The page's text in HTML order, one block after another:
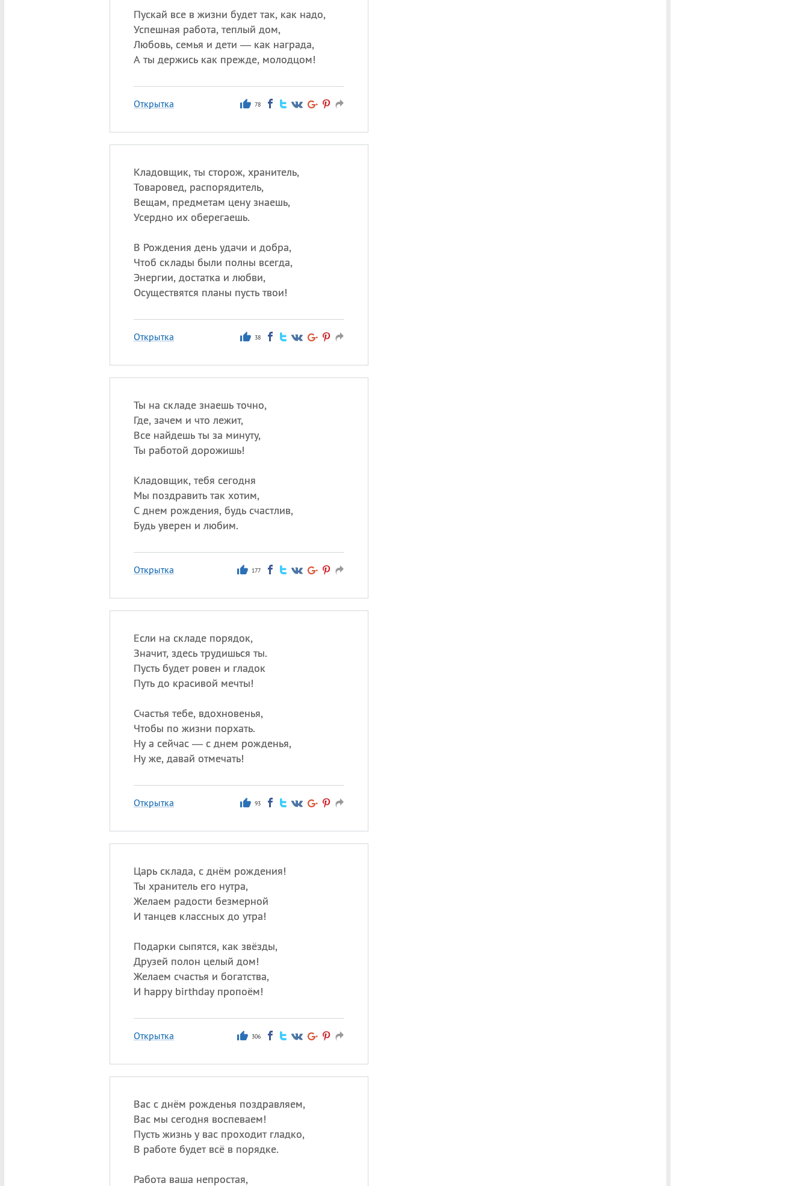
Пускай все в жизни будет так, как надо,
Успешная работа, теплый дом,
Любовь, семья и дети — как награда,
А ты держись как прежде, молодцом!
Открытка 78
Кладовщик, ты сторож, хранитель,
Товаровед, распорядитель,
Вещам, предметам цену знаешь,
Усердно их оберегаешь.
В Рождения день удачи и добра,
Чтоб склады были полны всегда,
Энергии, достатка и любви,
Осуществятся планы пусть твои!
Открытка 38
Ты на складе знаешь точно,
Где, зачем и что лежит,
Все найдешь ты за минуту,
Ты работой дорожишь!
Кладовщик, тебя сегодня
Мы поздравить так хотим,
С днем рождения, будь счастлив,
Будь уверен и любим.
Открытка 177
Если на складе порядок,
Значит, здесь трудишься ты.
Пусть будет ровен и гладок
Путь до красивой мечты!
Счастья тебе, вдохновенья,
Чтобы по жизни порхать.
Ну а сейчас — с днем рожденья,
Ну же, давай отмечать!
Открытка 93
Царь склада, с днём рождения!
Ты хранитель его нутра,
Желаем радости безмерной
И танцев классных до утра!
Подарки сыпятся, как звёзды,
Друзей полон целый дом!
Желаем счастья и богатства,
И happy birthday пропоём!
Открытка 306
Вас с днём рожденья поздравляем,
Вас мы сегодня воспеваем!
Пусть жизнь у вас проходит гладко,
В работе будет всё в порядке.
Работа ваша непростая,